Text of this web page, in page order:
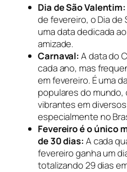
Dia de São Valentim:
de fevereiro, o Dia de
uma data dedicada
amizade.
Carnaval:A data do
cada ano, mas
em fevereiro. É uma
populares do
vibrantes em
especialmente no
Fevereiro é o único
de 30 dias:A cada
fevereiro ganha um
totalizando 29 dias